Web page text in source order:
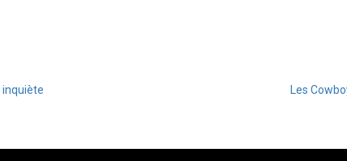
inquiète Les